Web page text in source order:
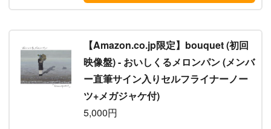
【Amazon.co.jp限定】bouquet (初回
映像盤) - おいしくるメロンパン (メンバ
ー直筆サイン入りセルフライナーノー
ツ+メガジャケ付)
5,000円